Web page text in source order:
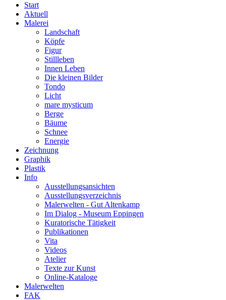
Start
Aktuell
Malerei
Landschaft
Köpfe
Figur
Stillleben
Innen Leben
Die kleinen Bilder
Tondo
Licht
mare mysticum
Berge
Bäume
Schnee
Energie
Zeichnung
Graphik
Plastik
Info
Ausstellungsansichten
Ausstellungsverzeichnis
Malerwelten - Gut Altenkamp
Im Dialog - Museum Eppingen
Kuratorische Tätigkeit
Publikationen
Vita
Videos
Atelier
Texte zur Kunst
Online-Kataloge
Malerwelten
FAK